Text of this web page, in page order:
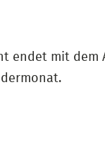
endet mit dem